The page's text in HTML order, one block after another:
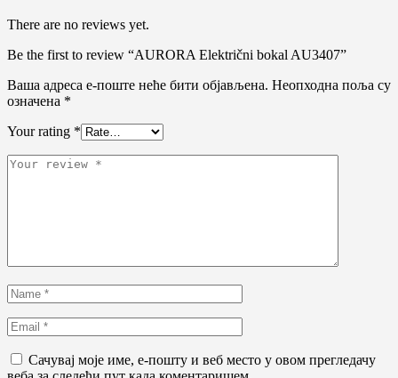
There are no reviews yet.
Be the first to review “AURORA Električni bokal AU3407”
Ваша адреса е-поште неће бити објављена. Неопходна поља су
означена *
Your rating *
Сачувај моје име, е-пошту и веб место у овом прегледачу